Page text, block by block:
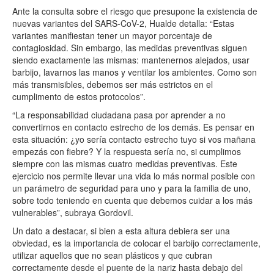
Ante la consulta sobre el riesgo que presupone la existencia de
nuevas variantes del SARS-CoV-2, Hualde detalla: “Estas
variantes manifiestan tener un mayor porcentaje de
contagiosidad. Sin embargo, las medidas preventivas siguen
siendo exactamente las mismas: mantenernos alejados, usar
barbijo, lavarnos las manos y ventilar los ambientes. Como son
más transmisibles, debemos ser más estrictos en el
cumplimento de estos protocolos”.
“La responsabilidad ciudadana pasa por aprender a no
convertirnos en contacto estrecho de los demás. Es pensar en
esta situación: ¿yo sería contacto estrecho tuyo si vos mañana
empezás con fiebre? Y la respuesta sería no, si cumplimos
siempre con las mismas cuatro medidas preventivas. Este
ejercicio nos permite llevar una vida lo más normal posible con
un parámetro de seguridad para uno y para la familia de uno,
sobre todo teniendo en cuenta que debemos cuidar a los más
vulnerables”, subraya Gordovil.
Un dato a destacar, si bien a esta altura debiera ser una
obviedad, es la importancia de colocar el barbijo correctamente,
utilizar aquellos que no sean plásticos y que cubran
correctamente desde el puente de la nariz hasta debajo del